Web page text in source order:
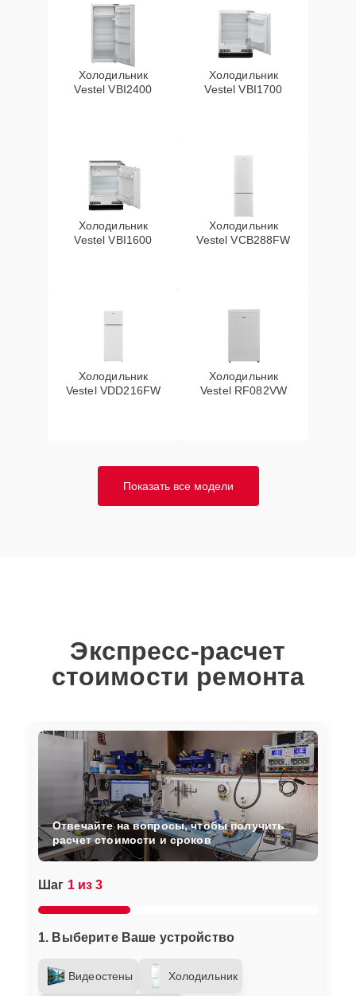
Холодильник
Vestel VBI2400
Холодильник
Vestel VBI1700
Холодильник
Vestel VBI1600
Холодильник
Vestel VCB288FW
Холодильник
Vestel VDD216FW
Холодильник
Vestel RF082VW
Показать все модели
Экспресс-расчет
стоимости ремонта
Шаг 1 из 3
1. Выберите Ваше устройство
Видеостены Холодильник
Отвечайте на вопросы, чтобы получить
расчет стоимости и сроков